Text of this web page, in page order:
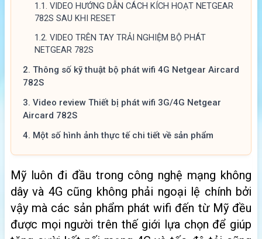
1.1. VIDEO HƯỚNG DẪN CÁCH KÍCH HOẠT NETGEAR
782S SAU KHI RESET
1.2. VIDEO TRÊN TAY TRẢI NGHIỆM BỘ PHÁT
NETGEAR 782S
2. Thông số kỹ thuật bộ phát wifi 4G Netgear Aircard
782S
3. Video review Thiết bị phát wifi 3G/4G Netgear
Aircard 782S
4. Một số hình ảnh thực tế chi tiết về sản phẩm
Mỹ luôn đi đầu trong công nghệ mạng không
dây và 4G cũng không phải ngoại lệ chính bởi
vậy mà các sản phẩm phát wifi đến từ Mỹ đều
được mọi người trên thế giới lựa chọn để giúp